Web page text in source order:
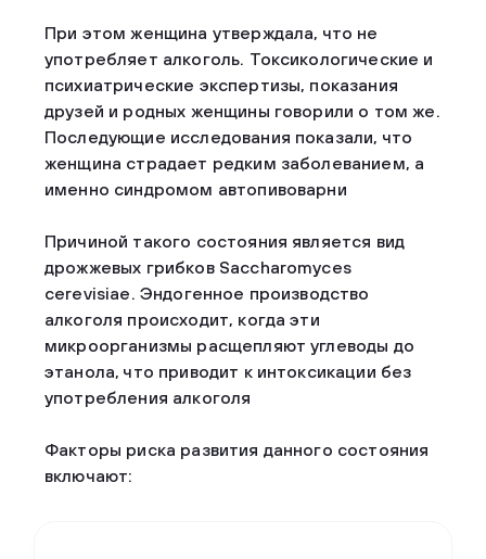
При этом женщина утверждала, что не
употребляет алкоголь. Токсикологические и
психиатрические экспертизы, показания
друзей и родных женщины говорили о том же.
Последующие исследования показали, что
женщина страдает редким заболеванием, а
именно синдромом автопивоварни
Причиной такого состояния является вид
дрожжевых грибков Saccharomyces
cerevisiae. Эндогенное производство
алкоголя происходит, когда эти
микроорганизмы расщепляют углеводы до
этанола, что приводит к интоксикации без
употребления алкоголя
Факторы риска развития данного состояния
включают: